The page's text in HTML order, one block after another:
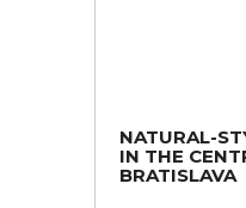
NATURAL-
IN THE
BRATISLAVA